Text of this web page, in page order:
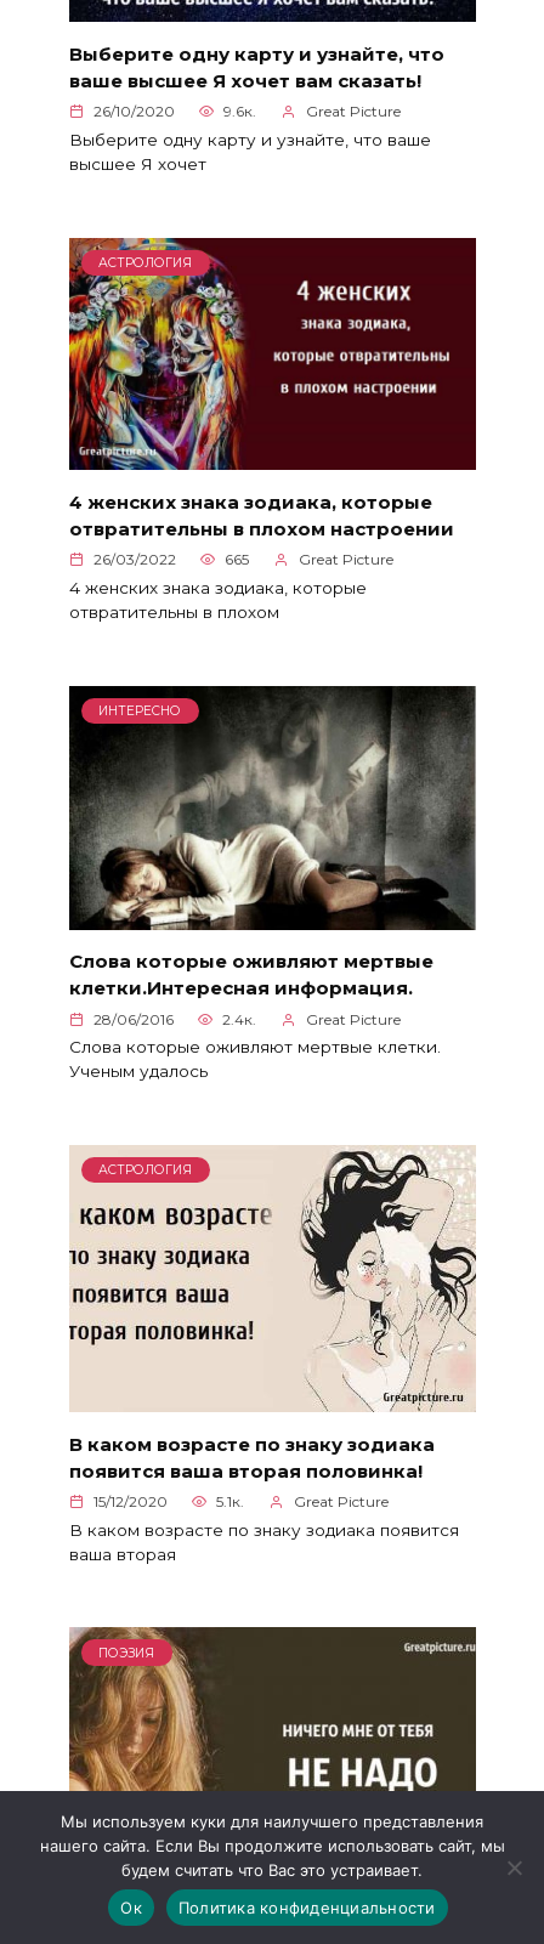
Выберите одну карту и узнайте, что
ваше высшее Я хочет вам сказать!
26/10/2020 9.6к. Great Picture
Выберите одну карту и узнайте, что ваше
высшее Я хочет
АСТРОЛОГИЯ
4 женских знака зодиака, которые
отвратительны в плохом настроении
26/03/2022 665 Great Picture
4 женских знака зодиака, которые
отвратительны в плохом
ИНТЕРЕСНО
Слова которые оживляют мертвые
клетки.Интересная информация.
28/06/2016 2.4к. Great Picture
Слова которые оживляют мертвые клетки.
Ученым удалось
АСТРОЛОГИЯ
В каком возрасте по знаку зодиака
появится ваша вторая половинка!
15/12/2020 5.1к. Great Picture
В каком возрасте по знаку зодиака появится
ваша вторая
ПОЭЗИЯ
Ничего мне от тебя не надо – очень
Мы используем куки для наилучшего представления
нашего сайта. Если Вы продолжите использовать сайт, мы
будем считать что Вас это устраивает.
Ок
Политика конфиденциальности